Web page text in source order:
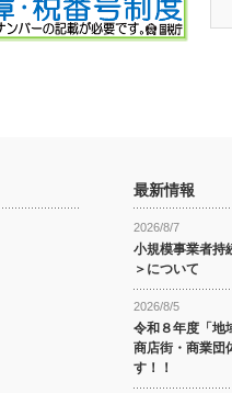
最新情報
2026/8/7
小規模事業者持
＞について
2026/8/5
令和８年度「地
商店街・商業団
す！！